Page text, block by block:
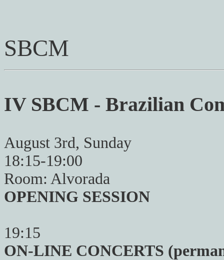
SBCM
IV SBCM - Brazilian
August 3rd, Sunday
18:15-19:00
Room: Alvorada
OPENING SESSION
19:15
ON-LINE CONCERTS